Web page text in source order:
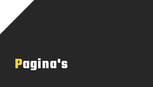
Pagina's